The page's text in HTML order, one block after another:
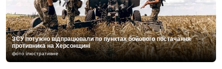
ЗСУ потужно відпрацювали по пунктах бойового постачання
противника на Херсонщині
фото ілюстративне